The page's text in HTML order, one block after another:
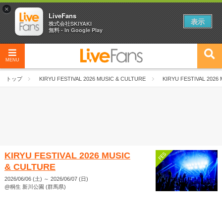
MENU
トップ KIRYU FESTIVAL 2026 MUSIC & CULTURE KIRYU FESTIVAL 2026
KIRYU FESTIVAL 2026 MUSIC
& CULTURE
2026/06/06 (土) ～ 2026/06/07 (日)
@桐生 新川公園 (群馬県)
×
LiveFans
株式会社SKIYAKI
無料 - In Google Play
表示